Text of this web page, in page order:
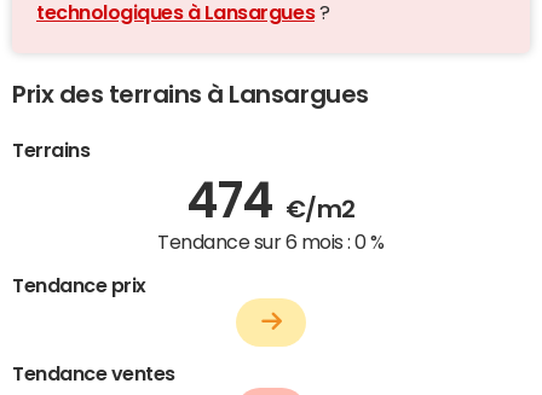
technologiques à Lansargues?
Prix des terrains à Lansargues
Terrains
474 €/m2
Tendance sur 6 mois :0 %
Tendance prix
Tendance ventes